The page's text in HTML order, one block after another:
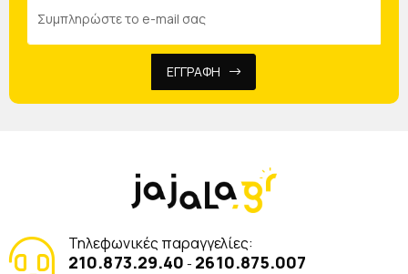
ΕΓΓΡΑΦΗ
Τηλεφωνικές παραγγελίες:
210.873.29.40 - 2610.875.007